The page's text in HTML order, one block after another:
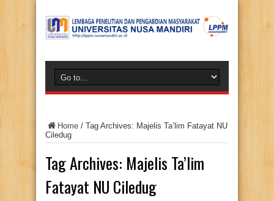
Home / Tag Archives: Majelis Ta’lim Fatayat NU
Ciledug
Tag Archives: Majelis Ta’lim
Fatayat NU Ciledug